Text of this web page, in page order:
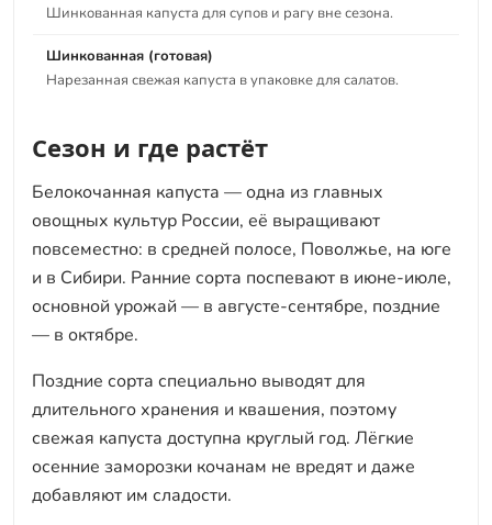
Шинкованная капуста для супов и рагу вне сезона.
Шинкованная (готовая)
Нарезанная свежая капуста в упаковке для салатов.
Сезон и где растёт
Белокочанная капуста — одна из главных
овощных культур России, её выращивают
повсеместно: в средней полосе, Поволжье, на юге
и в Сибири. Ранние сорта поспевают в июне-июле,
основной урожай — в августе-сентябре, поздние
— в октябре.
Поздние сорта специально выводят для
длительного хранения и квашения, поэтому
свежая капуста доступна круглый год. Лёгкие
осенние заморозки кочанам не вредят и даже
добавляют им сладости.